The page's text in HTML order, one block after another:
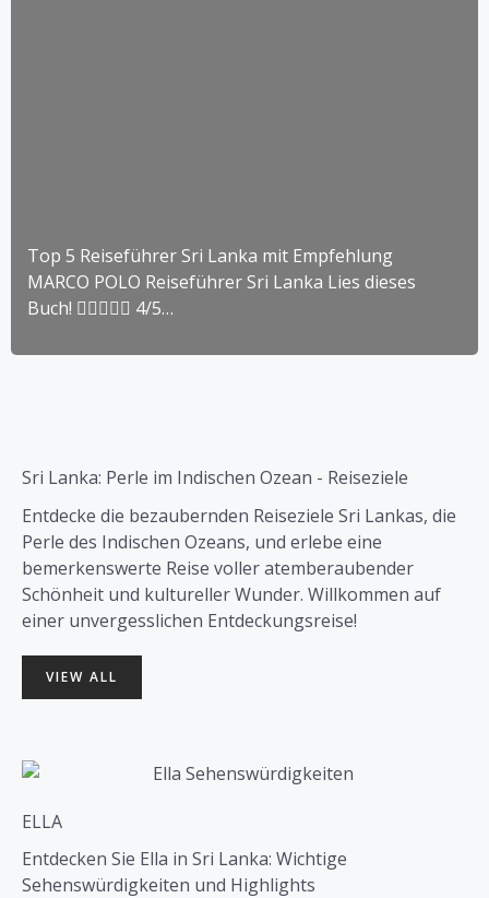
Top 5 Reiseführer Sri Lanka mit Empfehlung
MARCO POLO Reiseführer Sri Lanka Lies dieses
Buch!  4/5…
Sri Lanka: Perle im Indischen Ozean - Reiseziele
Entdecke die bezaubernden Reiseziele Sri Lankas, die
Perle des Indischen Ozeans, und erlebe eine
bemerkenswerte Reise voller atemberaubender
Schönheit und kultureller Wunder. Willkommen auf
einer unvergesslichen Entdeckungsreise!
VIEW ALL
ELLA
Entdecken Sie Ella in Sri Lanka: Wichtige
Sehenswürdigkeiten und Highlights